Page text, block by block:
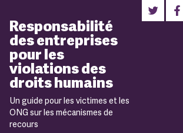
Responsabilité
des entreprises
pour les
violations des
droits humains
Un guide pour les victimes et les
ONG sur les mécanismes de
recours